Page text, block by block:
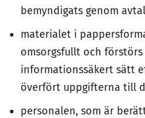
bemyndigats genom avtal
materialet i
omsorgsfullt och
informationssäkert sätt
överfört uppgifterna till
personalen, som är